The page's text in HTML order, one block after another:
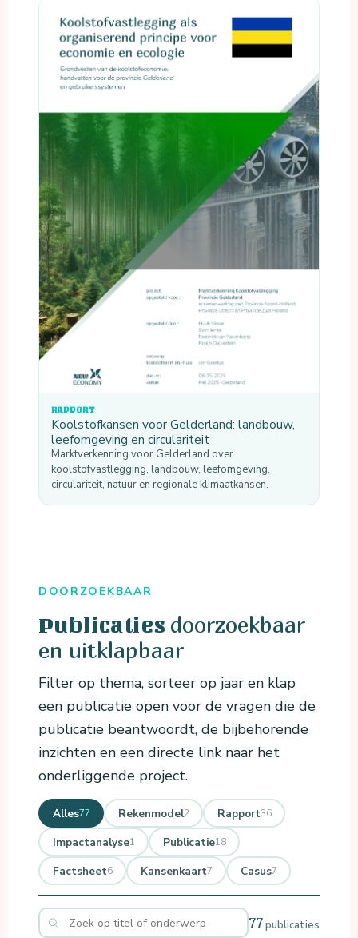
RAPPORT
Koolstofkansen voor Gelderland: landbouw,
leefomgeving en circulariteit
Marktverkenning voor Gelderland over
koolstofvastlegging, landbouw, leefomgeving,
circulariteit, natuur en regionale klimaatkansen.
DOORZOEKBAAR
Publicaties doorzoekbaar
en uitklapbaar
Filter op thema, sorteer op jaar en klap
een publicatie open voor de vragen die de
publicatie beantwoordt, de bijbehorende
inzichten en een directe link naar het
onderliggende project.
Alles77 Rekenmodel2 Rapport36
Impactanalyse1 Publicatie18
Factsheet6 Kansenkaart7 Casus7
77publicaties